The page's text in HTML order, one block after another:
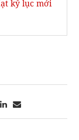
kỷ lục mới